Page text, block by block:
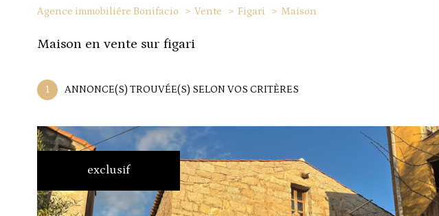
Agence immobiliére Bonifacio Vente Figari Maison
maison en vente sur figari
1 ANNONCE(S) TROUVÉE(S) SELON VOS CRITÈRES
exclusif